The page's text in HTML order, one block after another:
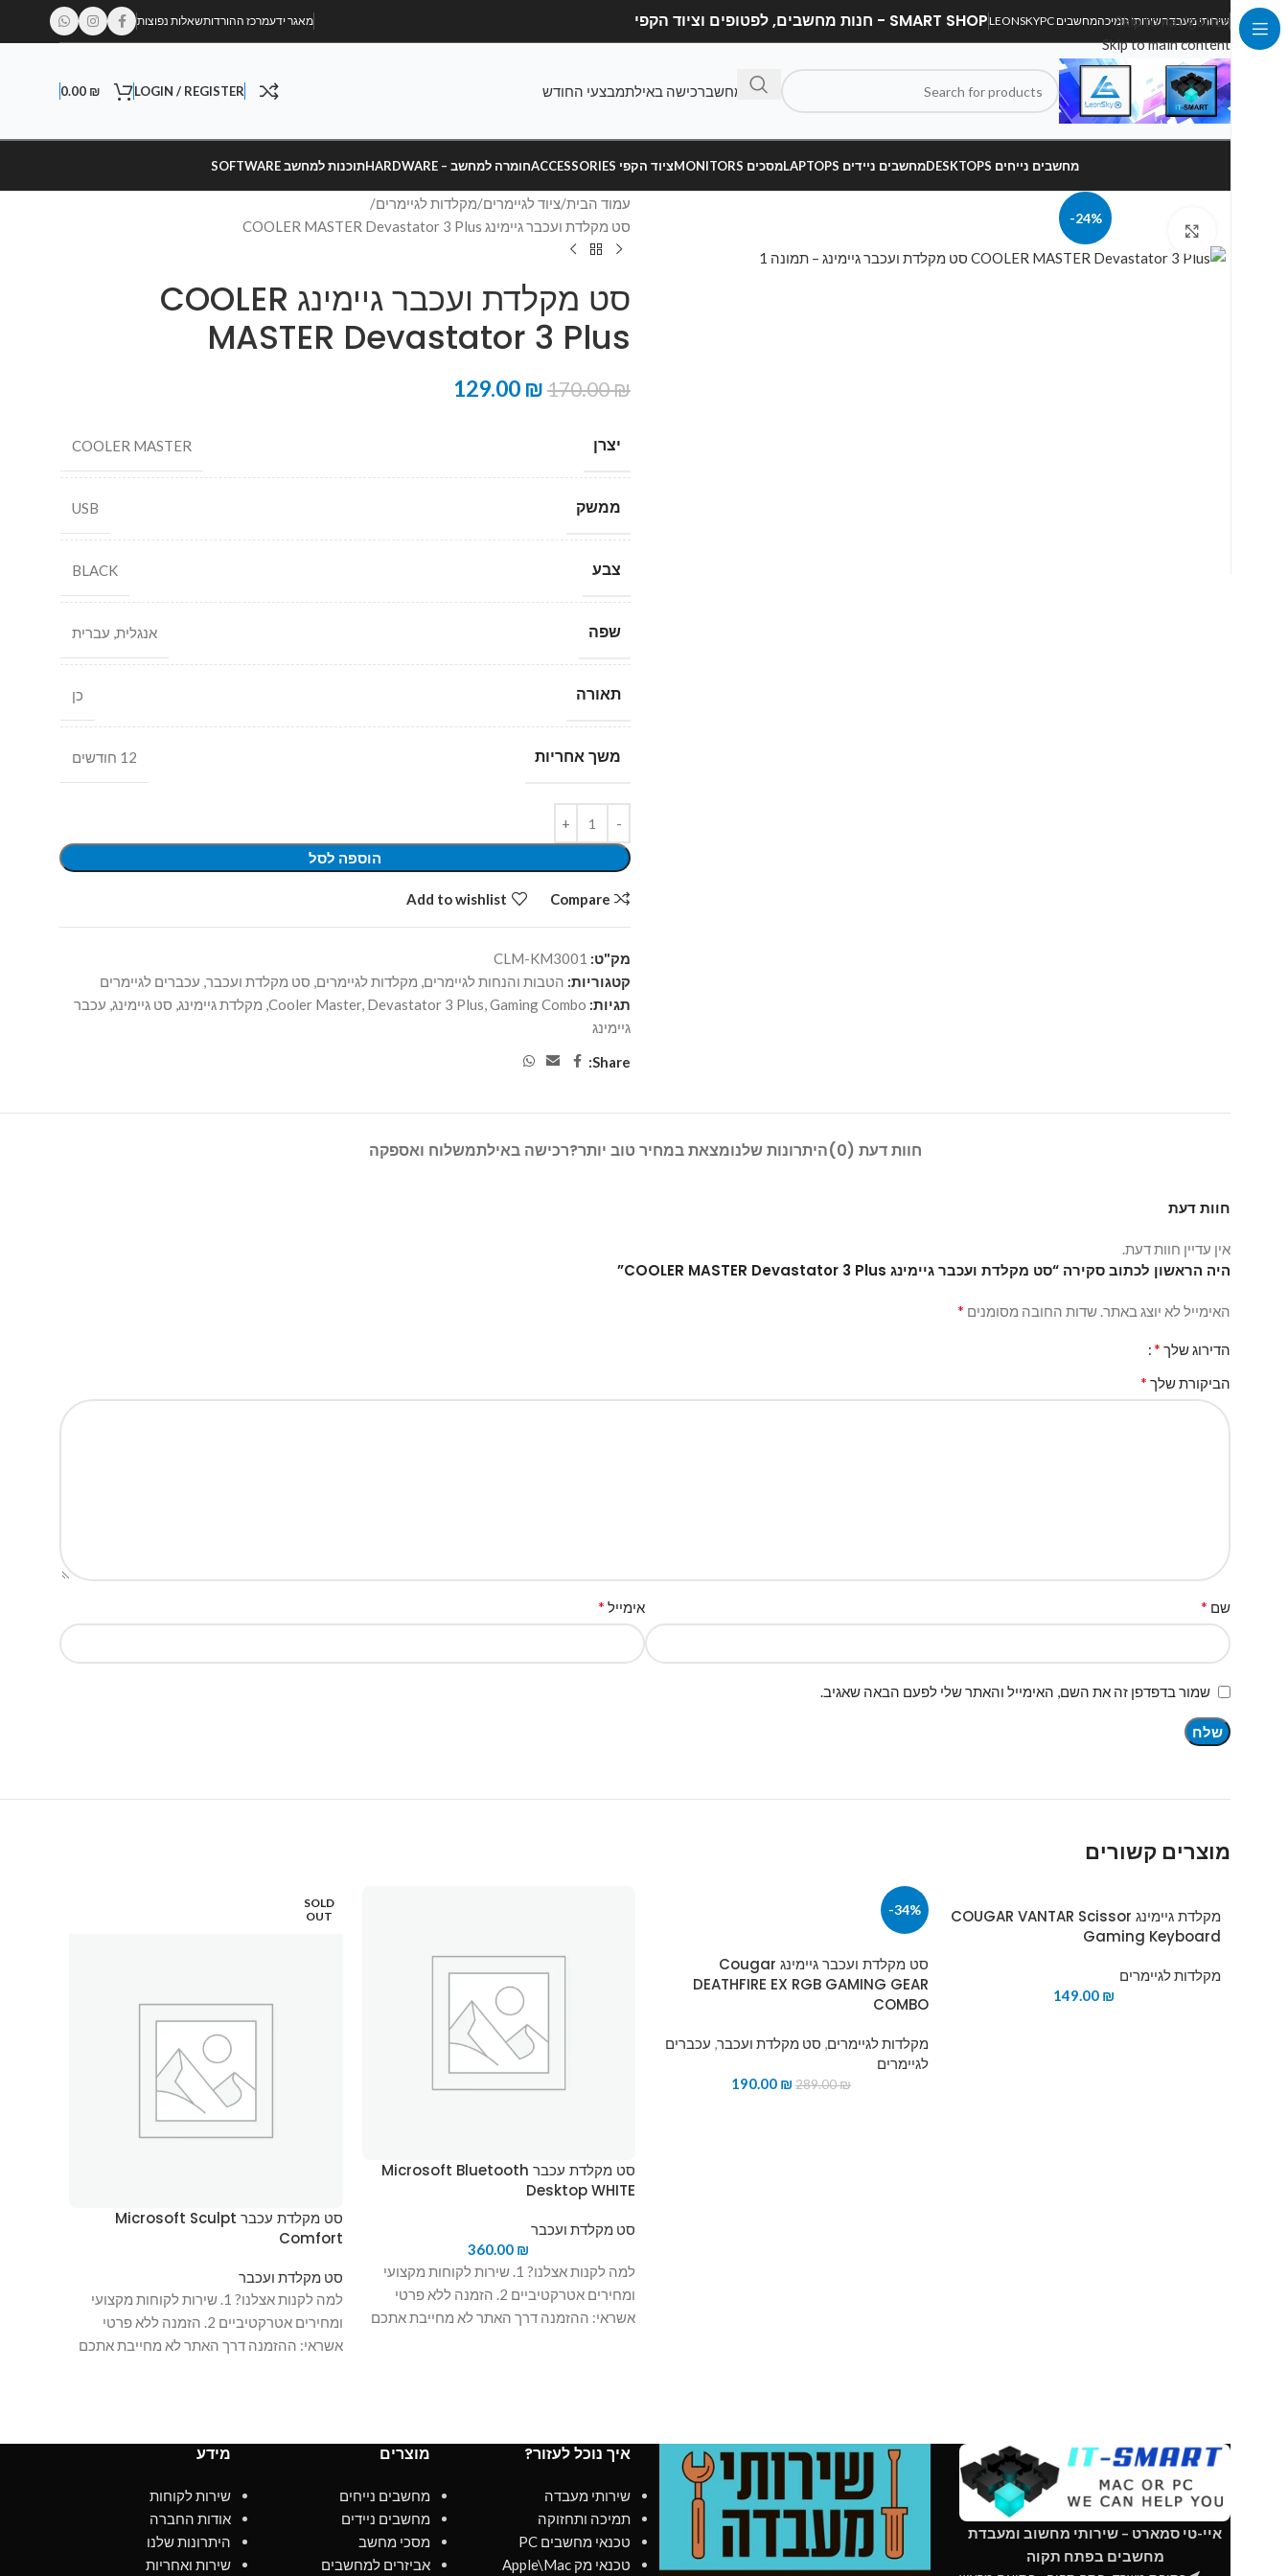
Skip to navigation
Skip to main content
שירותי מעבדהשירותי תמיכהמחשבים LEONSKYPC SMART SHOP - חנות מחשבים, לפטופים וציוד הקפי מאגר ידעמרכז ההורדותשאלות נפוצות
בנה מחשברכישה באילתמבצעי החודש LOGIN / REGISTER
0.00 ₪
מחשבים נייחים DESKTOPS מחשבים ניידים LAPTOPS מסכים MONITORS ציוד הקפי ACCESSORIES חומרה למחשב – HARDWARE תוכנות למחשב SOFTWARE
-24%
Click to enlarge
עמוד הבית ציוד לגיימרים מקלדות לגיימרים
סט מקלדת ועכבר גיימינג COOLER MASTER Devastator 3 Plus
סט מקלדת ועכבר גיימינג COOLER
MASTER Devastator 3 Plus
170.00₪
129.00 ₪
יצרן COOLER MASTER
ממשק USB
צבע BLACK
שפה אנגלית, עברית
תאורה כן
משך אחריות 12 חודשים
הוספה לסל
Compare
Add to wishlist
מק"ט: CLM-KM3001
קטגוריות: הטבות והנחות לגיימרים, מקלדות לגיימרים, סט מקלדת ועכבר, עכברים לגיימרים
תגיות:
Cooler Master, Devastator 3 Plus,Gaming Combo
, מקלדת גיימינג, סט גיימינג, עכבר
גיימינג
Share:
חוות דעת (0) היתרונות שלנומצאת במחיר טוב יותר?רכישה באילתמשלוח ואספקה
חוות דעת
אין עדיין חוות דעת.
היה הראשון לכתוב סקירה “סט מקלדת ועכבר גיימינג COOLER MASTER Devastator 3 Plus”
האימייל לא יוצג באתר. שדות החובה מסומנים *
הדירוג שלך *
הביקורת שלך *
שם * אימייל *
שמור בדפדפן זה את השם, האימייל והאתר שלי לפעם הבאה שאגיב.
מוצרים קשורים
מקלדת גיימינג COUGAR VANTAR Scissor
Gaming Keyboard
מקלדות לגיימרים
149.00 ₪
-34%
סט מקלדת ועכבר גיימינג Cougar
DEATHFIRE EX RGB GAMING GEAR
COMBO
מקלדות לגיימרים, סט מקלדת ועכבר, עכברים
לגיימרים
289.00₪
190.00 ₪
סט מקלדת עכבר Microsoft Bluetooth
Desktop WHITE
סט מקלדת ועכבר
360.00 ₪
למה לקנות אצלנו? 1. שירות לקוחות מקצועי
ומחירים אטרקטיביים 2. הזמנה ללא פרטי
אשראי: ההזמנה דרך האתר לא מחייבת אתכם
SOLD
OUT
סט מקלדת עכבר Microsoft Sculpt
Comfort
סט מקלדת ועכבר
למה לקנות אצלנו? 1. שירות לקוחות מקצועי
ומחירים אטרקטיביים 2. הזמנה ללא פרטי
אשראי: ההזמנה דרך האתר לא מחייבת אתכם
איי-טי סמארט – שירותי מחשוב ומעבדת
מחשבים בפתח תקוה
איך נוכל לעזור?
שירותי מעבדה
תמיכה ותחזוקה
טכנאי מחשבים PC
טכנאי מק Apple\Mac
מוצרים
מחשבים נייחים
מחשבים ניידים
מסכי מחשב
אביזרים למחשבים
מידע
שירות לקוחות
אודות החברה
היתרונות שלנו
שירות ואחריות